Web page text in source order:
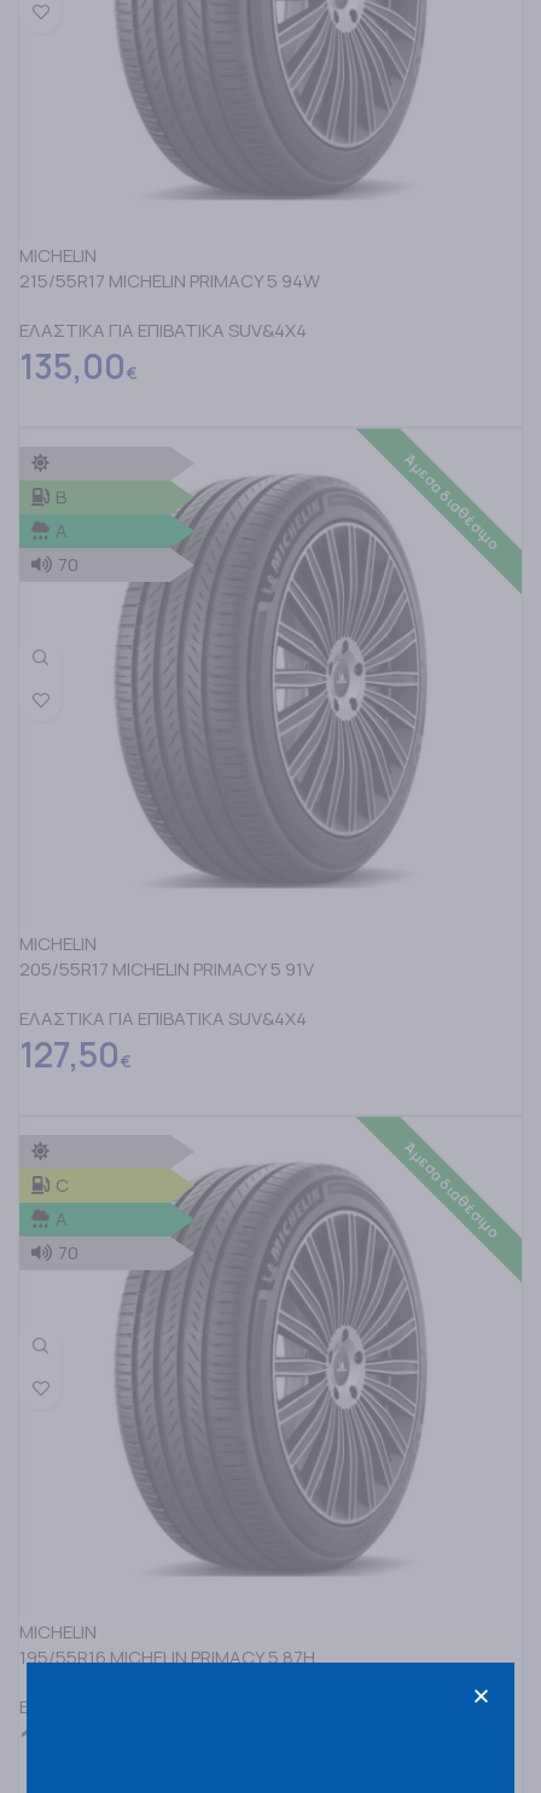
MICHELIN
215/55R17 MICHELIN PRIMACY 5 94W
ΕΛΑΣΤΙΚΑ ΓΙΑ ΕΠΙΒΑΤΙΚΑ SUV&4X4
135,00€
Άμεσα διαθέσιμο
B
A
70
MICHELIN
205/55R17 MICHELIN PRIMACY 5 91V
ΕΛΑΣΤΙΚΑ ΓΙΑ ΕΠΙΒΑΤΙΚΑ SUV&4X4
127,50€
Άμεσα διαθέσιμο
C
A
70
MICHELIN
195/55R16 MICHELIN PRIMACY 5 87H
ΕΛΑΣΤΙΚΑ ΓΙΑ ΕΠΙΒΑΤΙΚΑ SUV&4X4
125,00